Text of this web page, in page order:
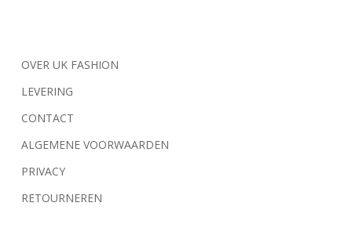
worden
op
OVER UK FASHION
LEVERING
CONTACT
ALGEMENE VOORWAARDEN
PRIVACY
RETOURNEREN